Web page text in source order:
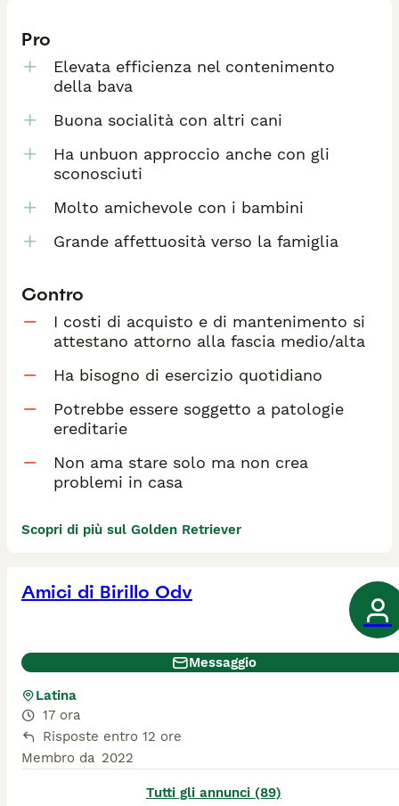
Pro
Elevata efficienza nel contenimento
della bava
Buona socialità con altri cani
Ha unbuon approccio anche con gli
sconosciuti
Molto amichevole con i bambini
Grande affettuosità verso la famiglia
Contro
I costi di acquisto e di mantenimento si
attestano attorno alla fascia medio/alta
Ha bisogno di esercizio quotidiano
Potrebbe essere soggetto a patologie
ereditarie
Non ama stare solo ma non crea
problemi in casa
Scopri di più sul Golden Retriever
Amici di Birillo Odv
Messaggio
Latina
17 ora
Risposte entro 12 ore
Membro da 2022
Tutti gli annunci (89)